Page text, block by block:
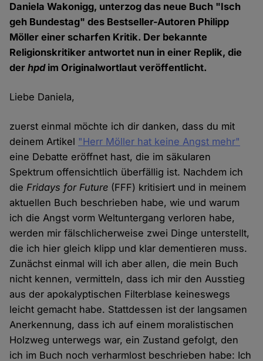
Daniela Wakonigg, unterzog das neue Buch "Isch
geh Bundestag" des Bestseller-Autoren Philipp
Möller einer scharfen Kritik. Der bekannte
Religionskritiker antwortet nun in einer Replik, die
derhpdim Originalwortlaut veröffentlicht.
Liebe Daniela,
zuerst einmal möchte ich dir danken, dass du mit
deinem Artikel "Herr Möller hat keine Angst mehr"
eine Debatte eröffnet hast, die im säkularen
Spektrum offensichtlich überfällig ist. Nachdem ich
dieFridays for Future (FFF) kritisiert und in meinem
aktuellen Buch beschrieben habe, wie und warum
ich die Angst vorm Weltuntergang verloren habe,
werden mir fälschlicherweise zwei Dinge unterstellt,
die ich hier gleich klipp und klar dementieren muss.
Zunächst einmal will ich aber allen, die mein Buch
nicht kennen, vermitteln, dass ich mir den Ausstieg
aus der apokalyptischen Filterblase keineswegs
leicht gemacht habe. Stattdessen ist der langsamen
Anerkennung, dass ich auf einem moralistischen
Holzweg unterwegs war, ein Zustand gefolgt, den
ich im Buch noch verharmlost beschrieben habe: Ich